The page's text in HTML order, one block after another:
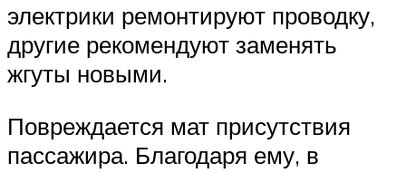
электрики ремонтируют проводку,
другие рекомендуют заменять
жгуты новыми.
Повреждается мат присутствия
пассажира. Благодаря ему, в